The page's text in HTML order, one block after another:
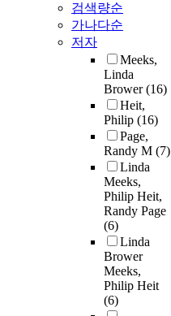
검색량순
가나다순
저자
Meeks,
Linda
Brower(16)
Heit,
Philip (16)
Page,
Randy M (7)
Linda
Meeks,
Philip Heit,
Randy Page
(6)
Linda
Brower
Meeks,
Philip Heit
(6)